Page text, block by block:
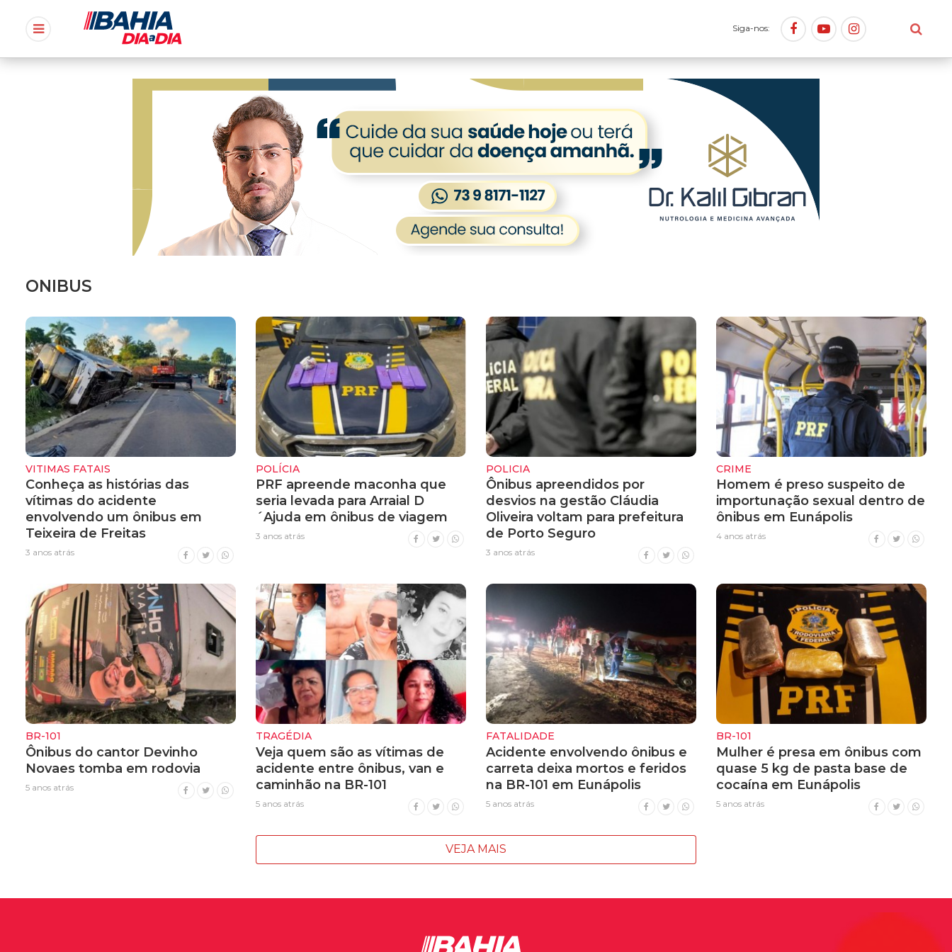
Siga-nos:
ONIBUS
VITIMAS FATAIS
Conheça as histórias das
vítimas do acidente
envolvendo um ônibus em
Teixeira de Freitas
3 anos atrás
POLÍCIA
PRF apreende maconha que
seria levada para Arraial D
´Ajuda em ônibus de viagem
3 anos atrás
POLICIA
Ônibus apreendidos por
desvios na gestão Cláudia
Oliveira voltam para prefeitura
de Porto Seguro
3 anos atrás
CRIME
Homem é preso suspeito de
importunação sexual dentro de
ônibus em Eunápolis
4 anos atrás
BR-101
Ônibus do cantor Devinho
Novaes tomba em rodovia
5 anos atrás
TRAGÉDIA
Veja quem são as vítimas de
acidente entre ônibus, van e
caminhão na BR-101
5 anos atrás
FATALIDADE
Acidente envolvendo ônibus e
carreta deixa mortos e feridos
na BR-101 em Eunápolis
5 anos atrás
BR-101
Mulher é presa em ônibus com
quase 5 kg de pasta base de
cocaína em Eunápolis
5 anos atrás
VEJA MAIS